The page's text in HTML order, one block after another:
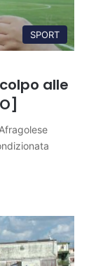
SPORT
alle